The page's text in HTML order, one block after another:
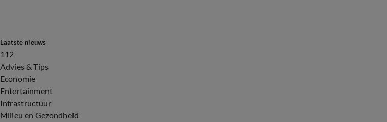
Laatste nieuws
112
Advies & Tips
Economie
Entertainment
Infrastructuur
Milieu en Gezondheid